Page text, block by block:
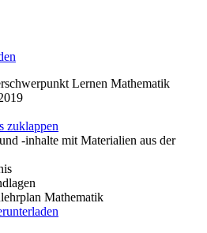
Lernen Mathematik
zuklappen
-inhalte mit Materialien aus der
Mathematik